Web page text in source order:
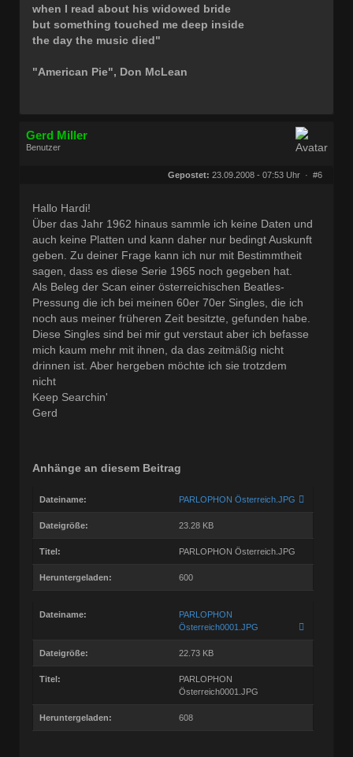
when I read about his widowed bride
but something touched me deep inside
the day the music died"
"American Pie", Don McLean
Gerd Miller
Benutzer
Gepostet: 23.09.2008 - 07:53 Uhr · #6
Hallo Hardi!
Über das Jahr 1962 hinaus sammle ich keine Daten und
auch keine Platten und kann daher nur bedingt Auskunft
geben. Zu deiner Frage kann ich nur mit Bestimmtheit
sagen, dass es diese Serie 1965 noch gegeben hat.
Als Beleg der Scan einer österreichischen Beatles-
Pressung die ich bei meinen 60er 70er Singles, die ich
noch aus meiner früheren Zeit besitzte, gefunden habe.
Diese Singles sind bei mir gut verstaut aber ich befasse
mich kaum mehr mit ihnen, da das zeitmäßig nicht
drinnen ist. Aber hergeben möchte ich sie trotzdem
nicht
Keep Searchin'
Gerd
Anhänge an diesem Beitrag
Dateiname: PARLOPHON Österreich.JPG
Dateigröße: 23.28 KB
Titel: PARLOPHON Österreich.JPG
Heruntergeladen: 600
Dateiname:
PARLOPHON
Österreich0001.JPG
Dateigröße: 22.73 KB
Titel:
PARLOPHON
Österreich0001.JPG
Heruntergeladen: 608